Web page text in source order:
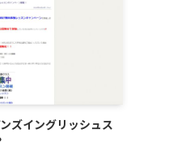
ズイングリッシュス